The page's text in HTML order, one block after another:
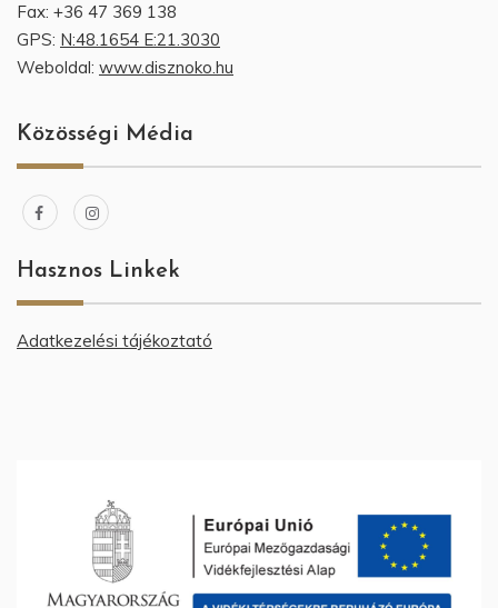
Fax: +36 47 369 138
GPS: N:48.1654 E:21.3030
Weboldal: www.disznoko.hu
Közösségi Média
Hasznos Linkek
Adatkezelési tájékoztató